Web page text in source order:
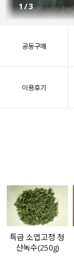
1/3
공동구매
이용후기
특급 소엽고정 청
산녹수(250g)